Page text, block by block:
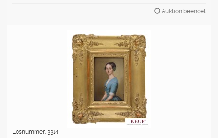
Auktion beendet
Losnummer: 3314